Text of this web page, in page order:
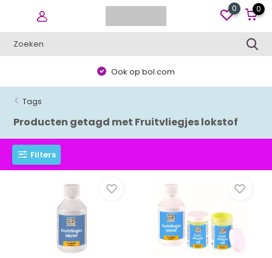
0 0
Ook op bol.com
Tags
Producten getagd met Fruitvliegjes lokstof
Filters